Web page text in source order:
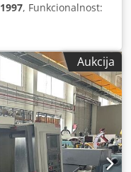
1997, Funkcionalnost:
Aukcija